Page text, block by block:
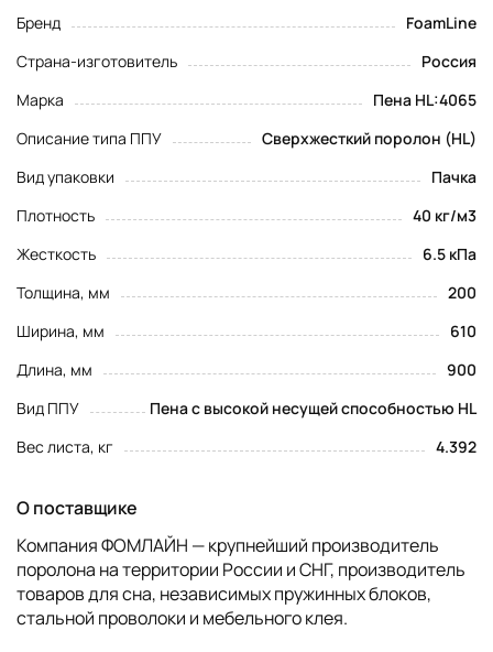
Бренд
FoamLine
Страна-изготовитель
Россия
Марка
Пена HL:4065
Описание типа ППУ
Сверхжесткий поролон (HL)
Вид упаковки
Пачка
Плотность
40 кг/м3
Жесткость
6.5 кПа
Толщина, мм
200
Ширина, мм
610
Длина, мм
900
Вид ППУ
Пена с высокой несущей способностью HL
Вес листа, кг
4.392
О поставщике
Компания ФОМЛАЙН — крупнейший производитель
поролона на территории России и СНГ, производитель
товаров для сна, независимых пружинных блоков,
стальной проволоки и мебельного клея.